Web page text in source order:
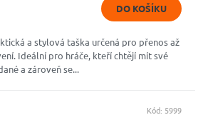
DO KOŠÍKU
a stylová taška určená pro přenos až
Ideální pro hráče, kteří chtějí mít své
a zároveň se...
Kód: 5999